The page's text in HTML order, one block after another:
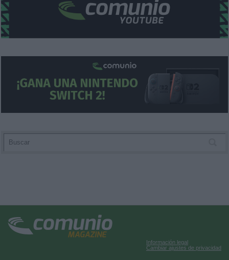
Información legal
Cambiar ajustes de privacidad